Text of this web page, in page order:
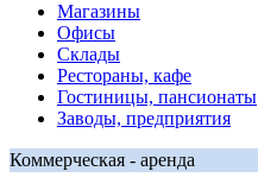
Магазины
Офисы
Склады
Рестораны, кафе
Гостиницы, пансионаты
Заводы, предприятия
Коммерческая - аренда